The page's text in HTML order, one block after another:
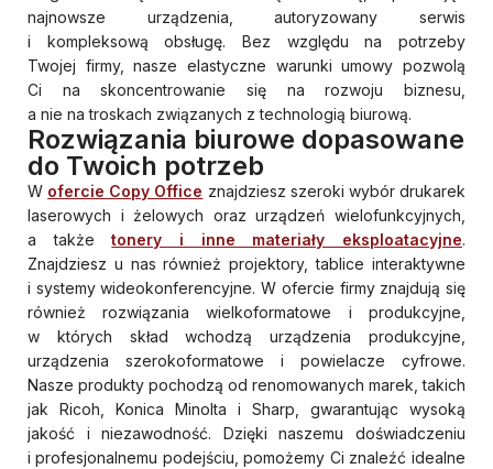
najnowsze urządzenia, autoryzowany serwis
i kompleksową obsługę. Bez względu na potrzeby
Twojej firmy, nasze elastyczne warunki umowy pozwolą
Ci na skoncentrowanie się na rozwoju biznesu,
a nie na troskach związanych z technologią biurową.
Rozwiązania biurowe dopasowane
do Twoich potrzeb
W ofercie Copy Office znajdziesz szeroki wybór drukarek
laserowych i żelowych oraz urządzeń wielofunkcyjnych,
a takżetonery i inne materiały eksploatacyjne.
Znajdziesz u nas również projektory, tablice interaktywne
i systemy wideokonferencyjne. W ofercie firmy znajdują się
również rozwiązania wielkoformatowe i produkcyjne,
w których skład wchodzą urządzenia produkcyjne,
urządzenia szerokoformatowe i powielacze cyfrowe.
Nasze produkty pochodzą od renomowanych marek, takich
jak Ricoh, Konica Minolta i Sharp, gwarantując wysoką
jakość i niezawodność. Dzięki naszemu doświadczeniu
i profesjonalnemu podejściu, pomożemy Ci znaleźć idealne